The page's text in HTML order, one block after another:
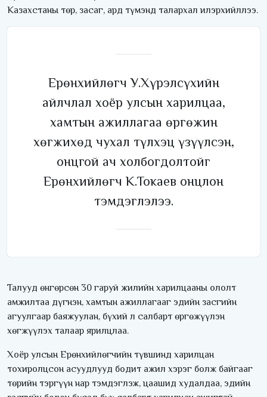
Казахстаны төр, засаг, ард түмэнд талархал илэрхийллээ.
Ерөнхийлөгч У.Хүрэлсүхийн
айлчлал хоёр улсын харилцаа,
хамтын ажиллагаа өргөжин
хөгжихөд чухал түлхэц үзүүлсэн,
онцгой ач холбогдолтойг
Ерөнхийлөгч К.Токаев онцлон
тэмдэглэлээ.
Талууд өнгөрсөн 30 гаруй жилийн харилцааны ололт
амжилтаа дүгнэн, хамтын ажиллагааг эдийн засгийн
агуулгаар баяжуулан, бүхий л салбарт өргөжүүлэн
хөгжүүлэх талаар ярилцлаа.
Хоёр улсын Ерөнхийлөгчийн түвшинд харилцан
тохиролцсон асуудлууд бодит ажил хэрэг болж байгааг
төрийн тэргүүн нар тэмдэглэж, цаашид худалдаа, эдийн